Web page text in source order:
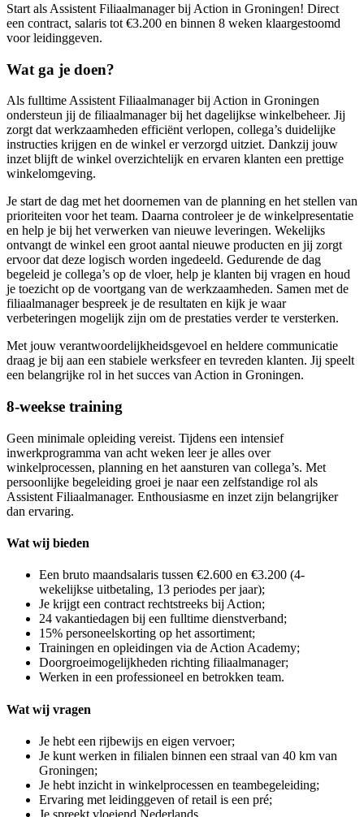
Start als Assistent Filiaalmanager bij Action in Groningen! Direct
een contract, salaris tot €3.200 en binnen 8 weken klaargestoomd
voor leidinggeven.
Wat ga je doen?
Als fulltime Assistent Filiaalmanager bij Action in Groningen
ondersteun jij de filiaalmanager bij het dagelijkse winkelbeheer. Jij
zorgt dat werkzaamheden efficiënt verlopen, collega’s duidelijke
instructies krijgen en de winkel er verzorgd uitziet. Dankzij jouw
inzet blijft de winkel overzichtelijk en ervaren klanten een prettige
winkelomgeving.
Je start de dag met het doornemen van de planning en het stellen van
prioriteiten voor het team. Daarna controleer je de winkelpresentatie
en help je bij het verwerken van nieuwe leveringen. Wekelijks
ontvangt de winkel een groot aantal nieuwe producten en jij zorgt
ervoor dat deze logisch worden ingedeeld. Gedurende de dag
begeleid je collega’s op de vloer, help je klanten bij vragen en houd
je toezicht op de voortgang van de werkzaamheden. Samen met de
filiaalmanager bespreek je de resultaten en kijk je waar
verbeteringen mogelijk zijn om de prestaties verder te versterken.
Met jouw verantwoordelijkheidsgevoel en heldere communicatie
draag je bij aan een stabiele werksfeer en tevreden klanten. Jij speelt
een belangrijke rol in het succes van Action in Groningen.
8-weekse training
Geen minimale opleiding vereist. Tijdens een intensief
inwerkprogramma van acht weken leer je alles over
winkelprocessen, planning en het aansturen van collega’s. Met
persoonlijke begeleiding groei je naar een zelfstandige rol als
Assistent Filiaalmanager. Enthousiasme en inzet zijn belangrijker
dan ervaring.
Wat wij bieden
Een bruto maandsalaris tussen €2.600 en €3.200 (4-
wekelijkse uitbetaling, 13 periodes per jaar);
Je krijgt een contract rechtstreeks bij Action;
24 vakantiedagen bij een fulltime dienstverband;
15% personeelskorting op het assortiment;
Trainingen en opleidingen via de Action Academy;
Doorgroeimogelijkheden richting filiaalmanager;
Werken in een professioneel en betrokken team.
Wat wij vragen
Je hebt een rijbewijs en eigen vervoer;
Je kunt werken in filialen binnen een straal van 40 km van
Groningen;
Je hebt inzicht in winkelprocessen en teambegeleiding;
Ervaring met leidinggeven of retail is een pré;
Je spreekt vloeiend Nederlands.